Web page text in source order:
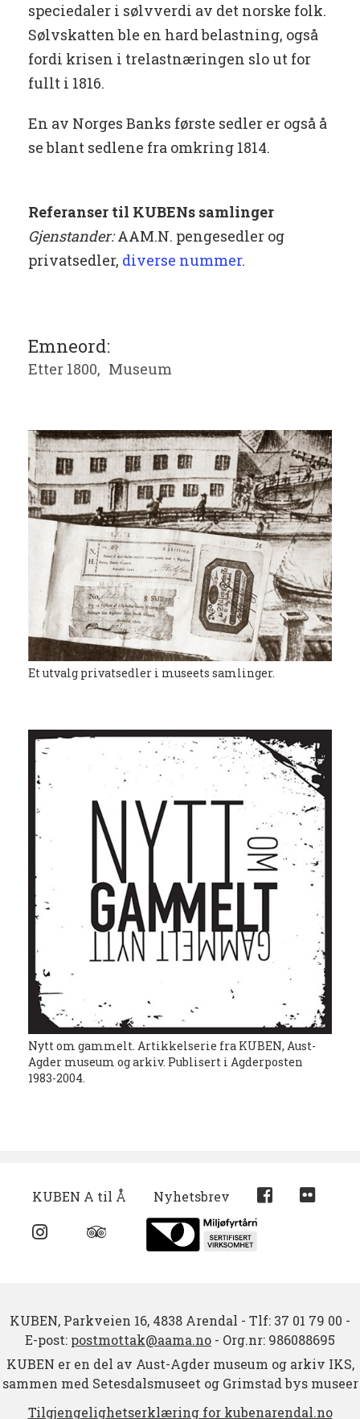
speciedaler i sølvverdi av det norske folk.
Sølvskatten ble en hard belastning, også
fordi krisen i trelastnæringen slo ut for
fullt i 1816.
En av Norges Banks første sedler er også å
se blant sedlene fra omkring 1814.
Referanser til KUBENs samlinger
Gjenstander:AAM.N. pengesedler og
privatsedler, diverse nummer.
Emneord:
Etter 1800, Museum
Et utvalg privatsedler i museets samlinger.
Nytt om gammelt. Artikkelserie fra KUBEN, Aust-
Agder museum og arkiv. Publisert i Agderposten
1983-2004.
KUBEN A til Å Nyhetsbrev
KUBEN, Parkveien 16, 4838 Arendal - Tlf: 37 01 79 00 -
E-post: postmottak@aama.no - Org.nr: 986088695
KUBEN er en del av Aust-Agder museum og arkiv IKS,
sammen med Setesdalsmuseet og Grimstad bys museer
Tilgjengelighetserklæring for kubenarendal.no